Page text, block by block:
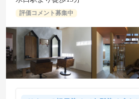
評価コメント募集中